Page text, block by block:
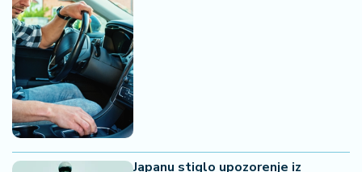
Japanu stiglo upozorenje iz